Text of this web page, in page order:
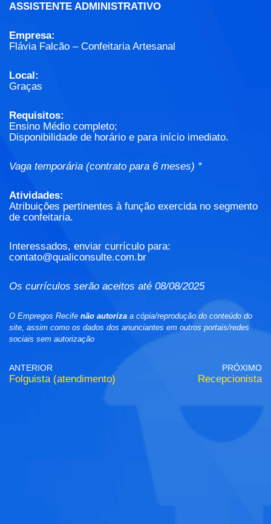
ASSISTENTE ADMINISTRATIVO
Empresa:
Flávia Falcão – Confeitaria Artesanal
Local:
Graças
Requisitos:
Ensino Médio completo;
Disponibilidade de horário e para início imediato.
Vaga temporária (contrato para 6 meses) *
Atividades:
Atribuições pertinentes à função exercida no segmento
de confeitaria.
Interessados, enviar currículo para:
contato@qualiconsulte.com.br
Os currículos serão aceitos até 08/08/2025
O Empregos Recife não autoriza a cópia/reprodução do conteúdo do
site, assim como os dados dos anunciantes em outros portais/redes
sociais sem autorização
ANTERIOR
Folguista (atendimento)
PRÓXIMO
Recepcionista